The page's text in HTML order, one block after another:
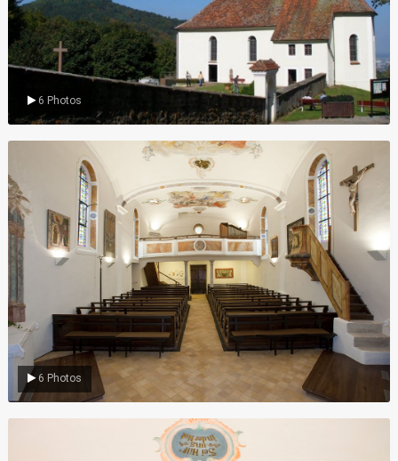
6 Photos
6 Photos
Innenansichten